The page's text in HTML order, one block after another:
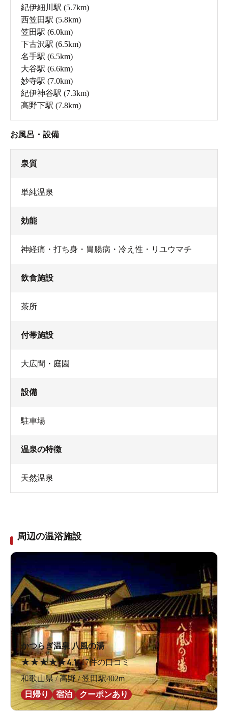
紀伊細川駅 (5.7km)
西笠田駅 (5.8km)
笠田駅 (6.0km)
下古沢駅 (6.5km)
名手駅 (6.5km)
大谷駅 (6.6km)
妙寺駅 (7.0km)
紀伊神谷駅 (7.3km)
高野下駅 (7.8km)
お風呂・設備
泉質
単純温泉
効能
神経痛・打ち身・胃腸病・冷え性・リユウマチ
飲食施設
茶所
付帯施設
大広間・庭園
設備
駐車場
温泉の特徴
天然温泉
周辺の温浴施設
かつらぎ温泉 八風の湯
★★★★★4.1117件の口コミ
和歌山県 / 高野 / 笠田駅402m
日帰り
宿泊 クーポンあり